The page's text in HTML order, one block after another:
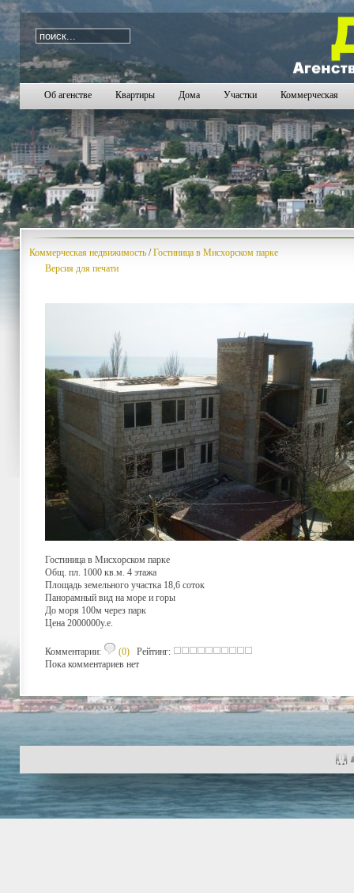
i=702
Об агенстве Квартиры Дома Участки Коммерческая
Коммерческая недвижимость /Гостиница в Мисхорском парке
Версия для печати
Гостиница в Мисхорском парке
Общ. пл. 1000 кв.м. 4 этажа
Площадь земельного участка 18,6 соток
Панорамный вид на море и горы
До моря 100м через парк
Цена 2000000у.е.
Комментарии: (0) Рейтинг:
Пока комментариев нет